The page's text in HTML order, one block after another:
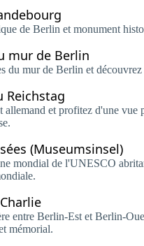
de Berlin et monument
mur de Berlin
du mur de Berlin et
Reichstag
allemand et profitez d'une vue
(Museumsinsel)
mondial de l'UNESCO
entre Berlin-Est et Berlin-
mémorial.